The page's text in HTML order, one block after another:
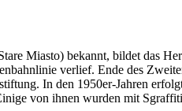
Miasto) bekannt, bildet das
verlief. Ende des
In den 1950er-Jahren
von ihnen wurden mit